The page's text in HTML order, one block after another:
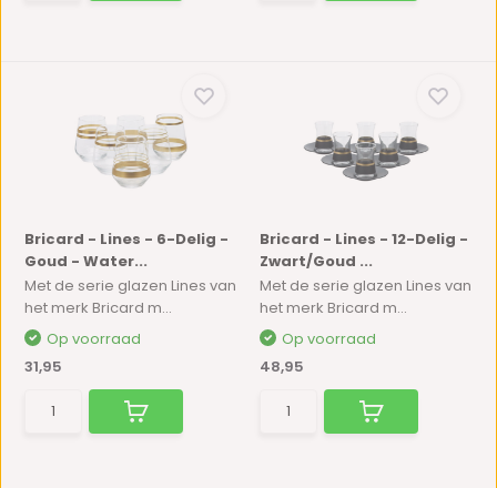
Bricard - Lines - 6-Delig -
Goud - Water...
Met de serie glazen Lines van
het merk Bricard m...
Op voorraad
31,95
Bricard - Lines - 12-Delig -
Zwart/Goud ...
Met de serie glazen Lines van
het merk Bricard m...
Op voorraad
48,95